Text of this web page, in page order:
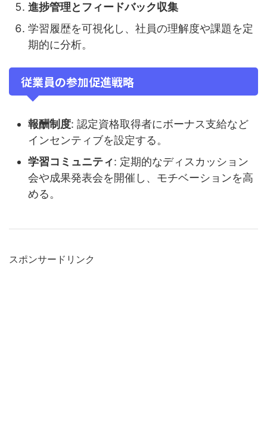
進捗管理とフィードバック収集
学習履歴を可視化し、社員の理解度や課題を定
期的に分析。
従業員の参加促進戦略
報酬制度: 認定資格取得者にボーナス支給など
インセンティブを設定する。
学習コミュニティ: 定期的なディスカッション
会や成果発表会を開催し、モチベーションを高
める。
スポンサードリンク